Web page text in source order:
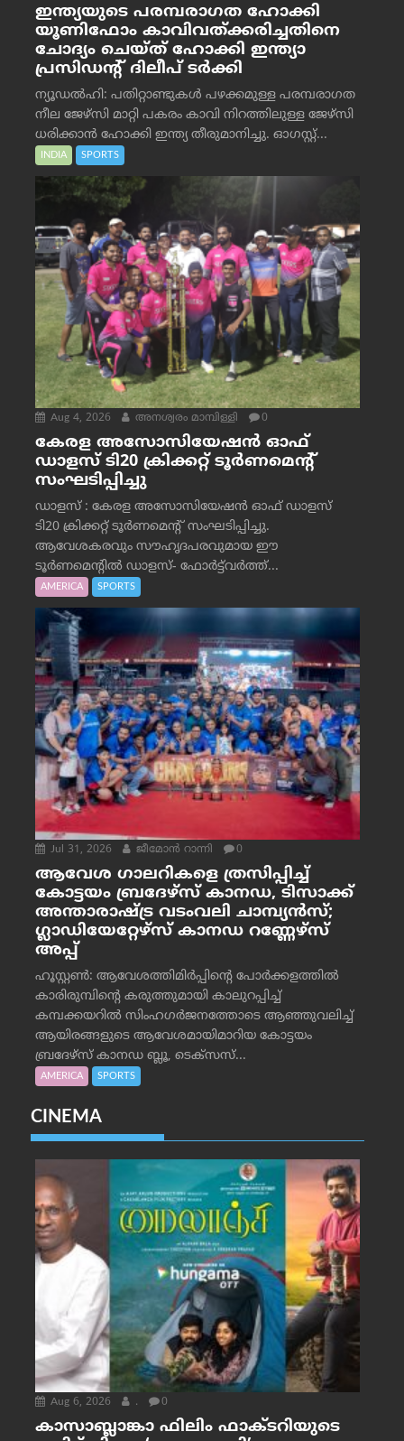
ഇന്ത്യയുടെ പരമ്പരാഗത ഹോക്കി
യൂണിഫോം കാവിവത്ക്കരിച്ചതിനെ
ചോദ്യം ചെയ്ത് ഹോക്കി ഇന്ത്യാ
പ്രസിഡന്റ് ദിലീപ് ടര്‍ക്കി
ന്യൂഡൽഹി: പതിറ്റാണ്ടുകൾ പഴക്കമുള്ള പരമ്പരാഗത
നീല ജേഴ്‌സി മാറ്റി പകരം കാവി നിറത്തിലുള്ള ജേഴ്‌സി
ധരിക്കാൻ ഹോക്കി ഇന്ത്യ തീരുമാനിച്ചു. ഓഗസ്റ്റ്...
INDIA SPORTS
Aug 4, 2026 അനശ്വരം മാമ്പിള്ളി 0
കേരള അസോസിയേഷൻ ഓഫ്
ഡാളസ് ടി20 ക്രിക്കറ്റ് ടൂർണമെന്റ്
സംഘടിപ്പിച്ചു
ഡാളസ് : കേരള അസോസിയേഷൻ ഓഫ് ഡാളസ്
ടി20 ക്രിക്കറ്റ് ടൂർണമെന്റ് സംഘടിപ്പിച്ചു.
ആവേശകരവും സൗഹൃദപരവുമായ ഈ
ടൂർണമെന്റിൽ ഡാളസ്- ഫോർട്ട്‌വര്‍ത്ത്...
AMERICA SPORTS
Jul 31, 2026 ജീമോന്‍ റാന്നി 0
ആവേശ ഗാലറികളെ ത്രസിപ്പിച്ച്
കോട്ടയം ബ്രദേഴ്‌സ് കാനഡ, ടിസാക്ക്
അന്താരാഷ്ട്ര വടംവലി ചാമ്പ്യന്‍സ്;
ഗ്ലാഡിയേറ്റേഴ്‌സ് കാനഡ റണ്ണേഴ്‌സ്
അപ്പ്
ഹൂസ്റ്റണ്‍: ആവേശത്തിമിര്‍പ്പിന്റെ പോര്‍ക്കളത്തില്‍
കാരിരുമ്പിന്റെ കരുത്തുമായി കാലുറപ്പിച്ച്
കമ്പക്കയറില്‍ സിംഹഗര്‍ജനത്തോടെ ആഞ്ഞുവലിച്ച്
ആയിരങ്ങളുടെ ആവേശമായിമാറിയ കോട്ടയം
ബ്രദേഴ്‌സ് കാനഡ ബ്ലൂ, ടെക്‌സസ്...
AMERICA SPORTS
CINEMA
Aug 6, 2026 . 0
കാസാബ്ലാങ്കാ ഫിലിം ഫാക്ടറിയുടെ